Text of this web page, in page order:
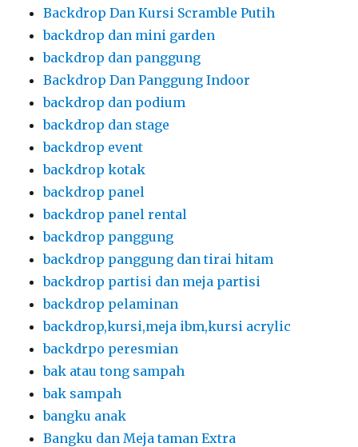
Backdrop Dan Kursi Scramble Putih
backdrop dan mini garden
backdrop dan panggung
Backdrop Dan Panggung Indoor
backdrop dan podium
backdrop dan stage
backdrop event
backdrop kotak
backdrop panel
backdrop panel rental
backdrop panggung
backdrop panggung dan tirai hitam
backdrop partisi dan meja partisi
backdrop pelaminan
backdrop,kursi,meja ibm,kursi acrylic
backdrpo peresmian
bak atau tong sampah
bak sampah
bangku anak
Bangku dan Meja taman Extra